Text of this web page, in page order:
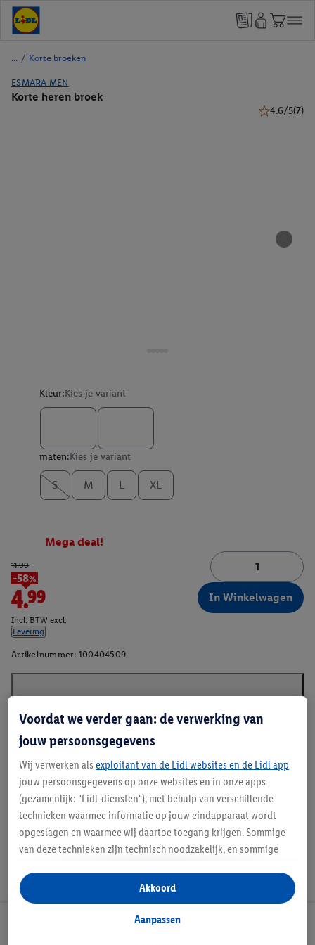
/ Korte broeken
ESMARA MEN
Korte heren broek
4.6/5(7)
Kleur:Kies je variant
maten:Kies je variant
S M L XL
Mega deal!
11.99
-58%
4.99
Incl. BTW excl.
Levering
In Winkelwagen
Artikelnummer: 100404509
*GRS - Global Recycled Standard
Lidl Nieuwsbrief
Voordat we verder gaan: de verwerking van
jouw persoonsgegevens
Wij verwerken als exploitant van de Lidl websites en de Lidl app
jouw persoonsgegevens op onze websites en in onze apps
(gezamenlijk: "Lidl-diensten"), met behulp van verschillende
technieken waarmee informatie op jouw eindapparaat wordt
opgeslagen en waarmee wij daartoe toegang krijgen. Sommige
van deze technieken zijn technisch noodzakelijk, en sommige
opslaan van voorkeursinstellingen, het verzamelen en
analyseren van statistieken of voor het tonen van
gepersonaliseerde reclame binnen en buiten de Lidl-diensten.
Aanpassen
Akkoord